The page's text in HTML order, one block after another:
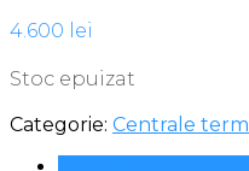
4.600 lei
Stoc epuizat
Categorie: Centrale